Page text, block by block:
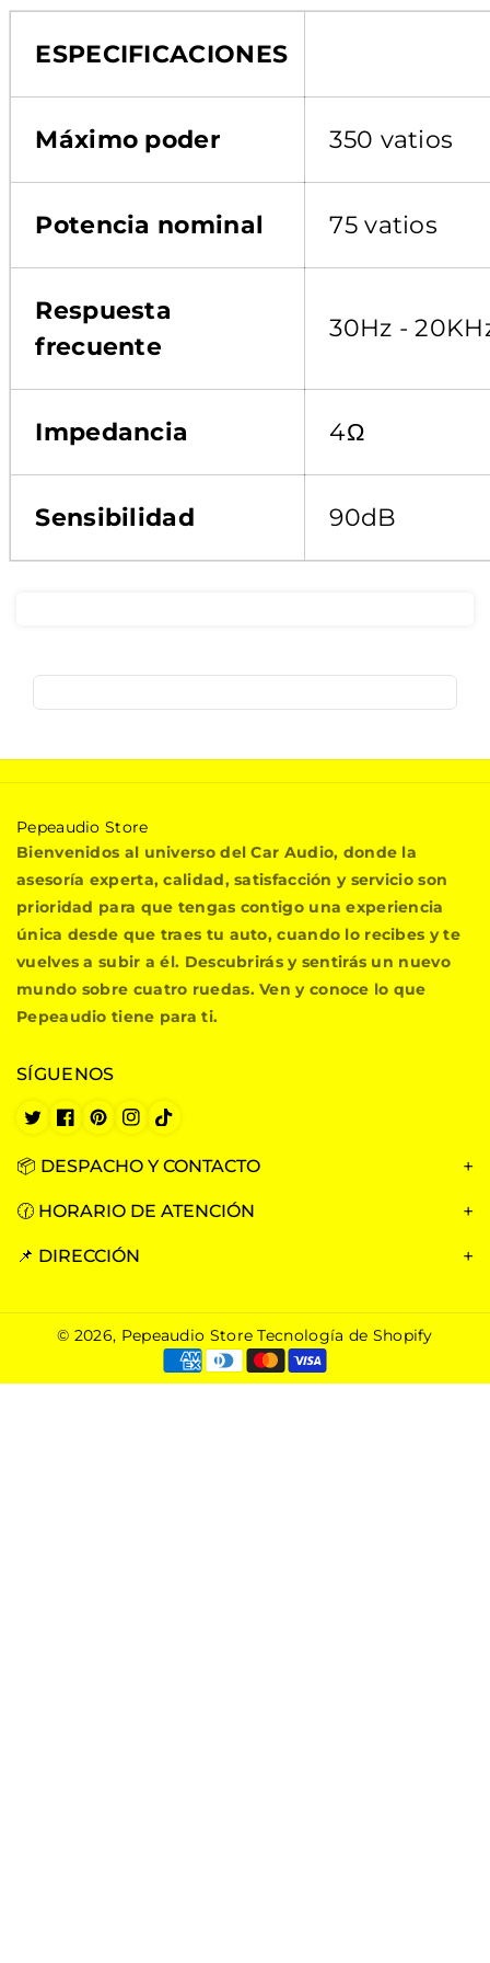
ESPECIFICACIONES
Máximo poder 350 vatios
Potencia nominal 75 vatios
Respuesta
frecuente
30Hz -
Impedancia 4Ω
Sensibilidad 90dB
P
e
p
a
u
d
i
o
o
Pepeaudio Store
Bienvenidos al universo del Car Audio, donde la
asesoría experta, calidad, satisfacción y servicio son
prioridad para que tengas contigo una experiencia
única desde que traes tu auto, cuando lo recibes y te
vuelves a subir a él. Descubrirás y sentirás un nuevo
mundo sobre cuatro ruedas. Ven y conoce lo que
Pepeaudio tiene para ti.
SÍGUENOS
T
i
t
F
c
b
k
P
n
e
s
I
s
a
a
T
k
o
📦 DESPACHO Y CONTACTO
🕜 HORARIO DE ATENCIÓN
📌 DIRECCIÓN
© 2026, Pepeaudio Store Tecnología de Shopify
Formas
de